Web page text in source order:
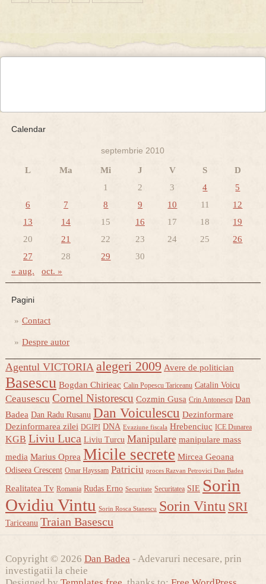
Calendar
septembrie 2010
L Ma Mi J V S
D
1
2 3 4
5
6
7 8 9 10 11
12
13
14 15 16 17 18
19
20
21 22 23 24 25
26
27
28 29 30
« aug. oct. »
Pagini
Contact
Despre autor
Agentul VICTORIA alegeri 2009 Avere de politician
Basescu Bogdan Chirieac Calin Popescu Tariceanu Catalin Voicu
Ceausescu Cornel Nistorescu Cozmin Gusa Crin Antonescu Dan
Badea Dan Radu Rusanu Dan Voiculescu Dezinformare
Dezinformarea zilei DGIPI DNA Evaziune fiscala Hrebenciuc ICE Dunarea
KGB Liviu Luca Liviu Turcu Manipulare manipulare mass
media Marius Oprea Micile secrete Mircea Geoana
Odiseea Crescent Omar Hayssam Patriciu proces Razvan Petrovici Dan Badea
Realitatea Tv Romania Rudas Erno Securitate Securitatea SIE Sorin
Ovidiu Vintu Sorin Rosca Stanescu Sorin Vintu SRI
Tariceanu Traian Basescu
Copyright © 2026 Dan Badea - Adevaruri necesare, prin
investigatii la cheie